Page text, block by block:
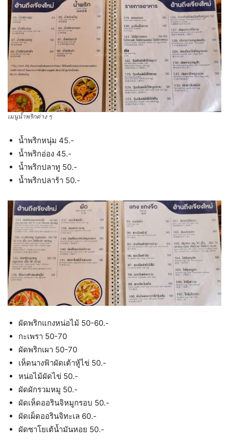
เมนูน้ำพริกต่าง ๆ
น้ำพริกหนุ่ม 45.-
น้ำพริกอ่อง 45.-
น้ำพริกปลาทู 50.-
น้ำพริกปลาร้า 50.-
ผัดพริกแกงหน่อไม้ 50-60.-
กะเพรา 50-70
ผัดพริกเผา 50-70
เห็ดนางฟ้าผัดเต้าหู้ไข่ 50.-
หน่อไม้ผัดไข่ 50.-
ผัดผักรวมหมู 50.-
ผัดเห็ดออรินจิหมูกรอบ 50.-
ผัดเผ็ดออรินจิทะเล 60.-
ผัดซาโยเต้น้ำมันหอย 50.-